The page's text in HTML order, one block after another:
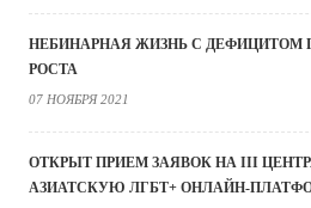
НЕБИНАРНАЯ ЖИЗНЬ С ДЕФИЦИТОМ
РОСТА
07 НОЯБРЯ 2021
ОТКРЫТ ПРИЕМ ЗАЯВОК НА III
АЗИАТСКУЮ ЛГБТ+ ОНЛАЙН-